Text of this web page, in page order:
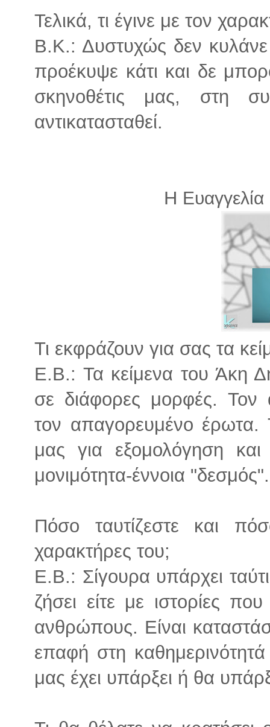
Τελικά, τι έγινε με τον
Β.Κ.: Δυστυχώς δεν
προέκυψε κάτι και δε
σκηνοθέτις μας, στη
αντικατασταθεί.
Η
Τι εκφράζουν για σας τα
Ε.Β.: Τα κείμενα του Άκη
σε διάφορες μορφές. Τον
τον απαγορευμένο έρωτα.
μας για εξομολόγηση
μονιμότητα-έννοια "δεσμός".
Πόσο ταυτίζεστε και
χαρακτήρες του;
Ε.Β.: Σίγουρα υπάρχει
ζήσει είτε με ιστορίες
ανθρώπους. Είναι
επαφή στη
μας έχει υπάρξει ή θα